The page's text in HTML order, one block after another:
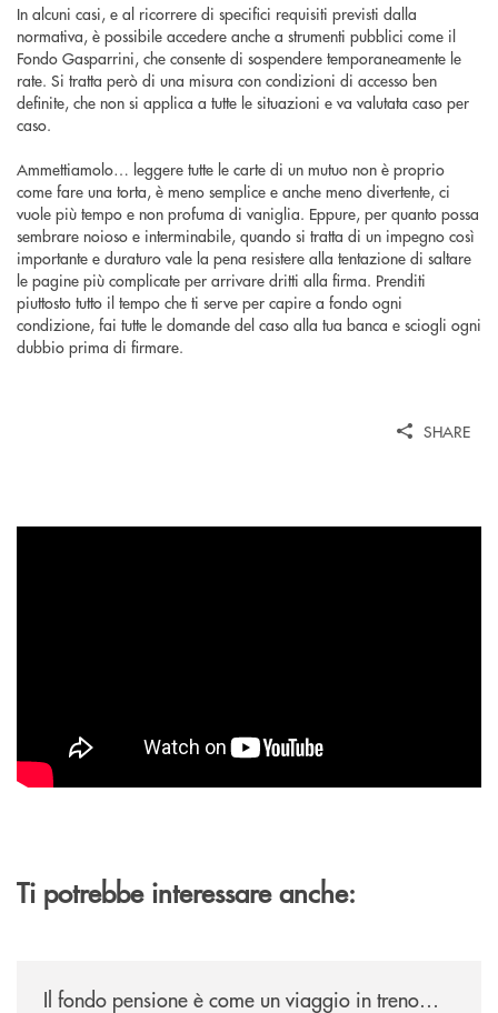
In alcuni casi, e al ricorrere di specifici requisiti previsti dalla
normativa, è possibile accedere anche a strumenti pubblici come il
Fondo Gasparrini, che consente di sospendere temporaneamente le
rate. Si tratta però di una misura con condizioni di accesso ben
definite, che non si applica a tutte le situazioni e va valutata caso per
caso.
Ammettiamolo… leggere tutte le carte di un mutuo non è proprio
come fare una torta, è meno semplice e anche meno divertente, ci
vuole più tempo e non profuma di vaniglia. Eppure, per quanto possa
sembrare noioso e interminabile, quando si tratta di un impegno così
importante e duraturo vale la pena resistere alla tentazione di saltare
le pagine più complicate per arrivare dritti alla firma. Prenditi
piuttosto tutto il tempo che ti serve per capire a fondo ogni
condizione, fai tutte le domande del caso alla tua banca e sciogli ogni
dubbio prima di firmare.
SHARE
Ti potrebbe interessare anche:
Il fondo pensione è come un viaggio in treno…